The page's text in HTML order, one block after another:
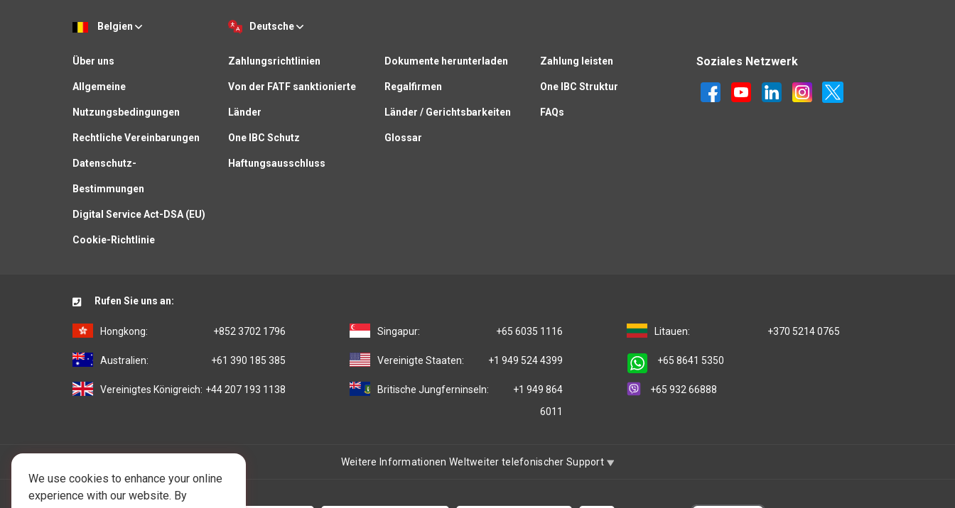
Belgien Deutsche
Über uns
Allgemeine
Nutzungsbedingungen
Rechtliche Vereinbarungen
Datenschutz-
Bestimmungen
Digital Service Act-DSA (EU)
Cookie-Richtlinie
Zahlungsrichtlinien
Von der FATF sanktionierte
Länder
One IBC Schutz
Haftungsausschluss
Dokumente herunterladen
Regalfirmen
Länder / Gerichtsbarkeiten
Glossar
Zahlung leisten
One IBC Struktur
FAQs
Soziales Netzwerk
We use cookies to enhance your online
experience with our website. By
Rufen Sie uns an:
Hongkong: +852 3702 1796
Australien: +61 390 185 385
Vereinigtes Königreich: +44 207 193 1138
Singapur: +65 6035 1116
Vereinigte Staaten: +1 949 524 4399
Britische Jungferninseln:
+1 949 864
6011
Litauen: +370 5214 0765
+65 8641 5350
+65 932 66888
Weitere Informationen Weltweiter telefonischer Support